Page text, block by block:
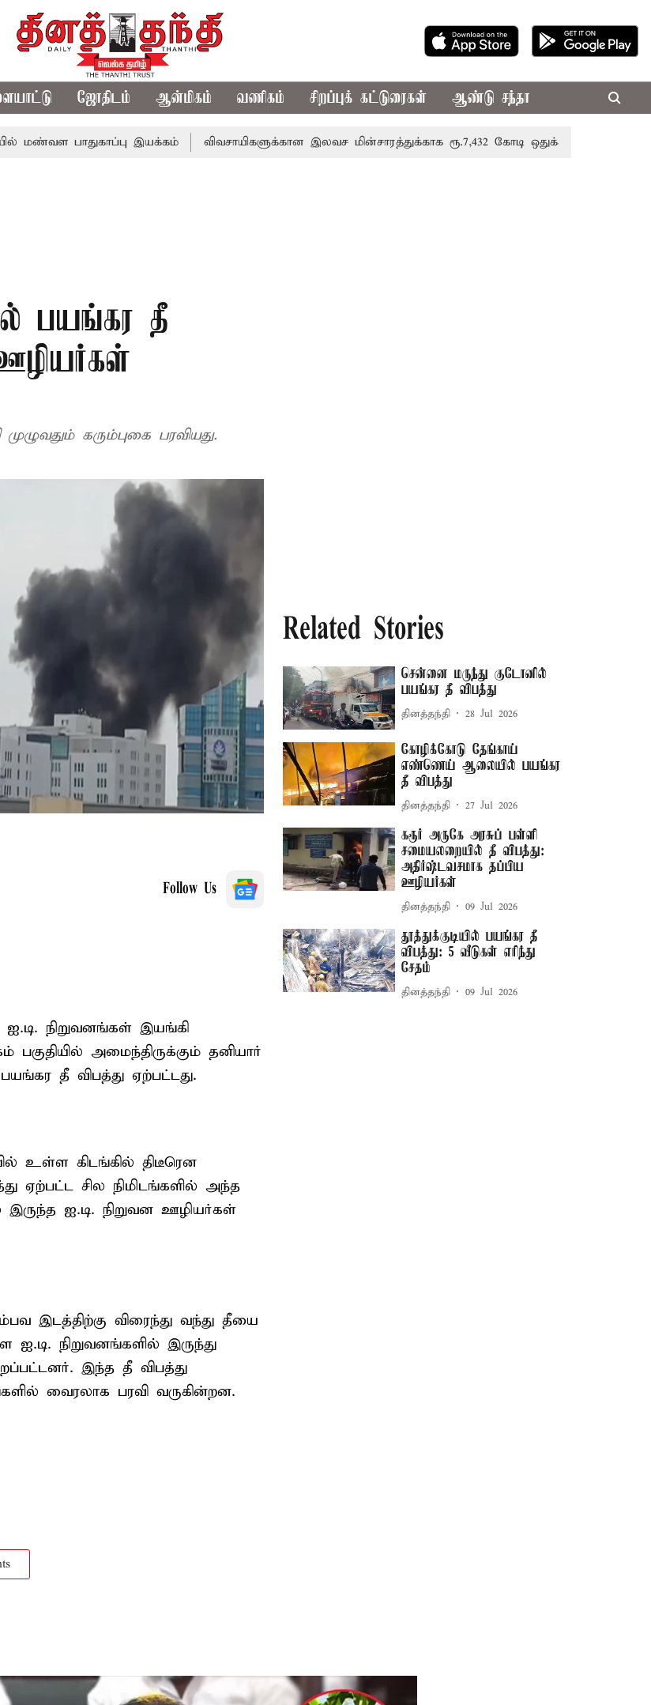
ஜோதிடம் ஆன்மிகம் வணிகம் சிறப்புக் கட்டுரைகள் ஆண்டு சந்தா
பாதுகாப்பு இயக்கம் விவசாயிகளுக்கான இலவச மின்சாரத்துக்காக ரூ.7,432 கோடி ஒதுக்கீடு; வேளாண் பட்ஜெட்டில்
பயங்கர தீ
கரும்புகை பரவியது.
Follow Us
நிறுவனங்கள் இயங்கி
அமைந்திருக்கும் தனியார்
தீ விபத்து ஏற்பட்டது.
உள்ள கிடங்கில் திடீரென
ஏற்பட்ட சில நிமிடங்களில் அந்த
இருந்த ஐ.டி. நிறுவன ஊழியர்கள்
இடத்திற்கு விரைந்து வந்து தீயை
நிறுவனங்களில் இருந்து
இந்த தீ விபத்து
வைரலாக பரவி வருகின்றன.
Related Stories
சென்னை மருந்து குடோனில்
பயங்கர தீ விபத்து
தினத்தந்தி 28 Jul 2026
கோழிக்கோடு தேங்காய்
எண்ணெய் ஆலையில் பயங்கர
தீ விபத்து
தினத்தந்தி 27 Jul 2026
கரூர் அருகே அரசுப் பள்ளி
சமையலறையில் தீ விபத்து:
அதிர்ஷ்டவசமாக தப்பிய
ஊழியர்கள்
தினத்தந்தி 09 Jul 2026
தூத்துக்குடியில் பயங்கர தீ
விபத்து: 5 வீடுகள் எரிந்து
சேதம்
தினத்தந்தி 09 Jul 2026